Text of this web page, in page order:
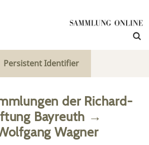
Persistent Identifier
der Richard-
Bayreuth →
Wagner